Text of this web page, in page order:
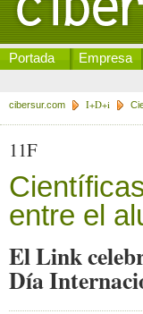
Portada Empresa
cibersur.com I+D+i
11F
entre el
El Link
Día